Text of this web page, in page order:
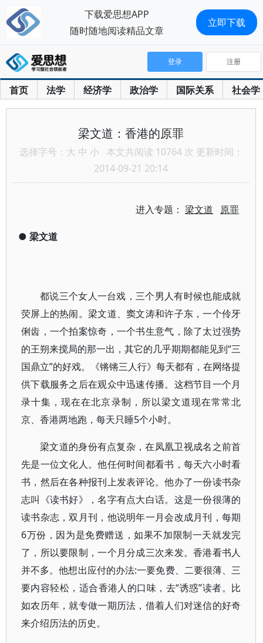
首页 法学 经济学 政治学 国际关系 社会学
登录 注册
梁文道：香港的原罪
选择字号： 大 中 小 本文共阅读 10764 次 更新时间：
2014-09-21 20:14
进入专题：梁文道 原罪
● 梁文道
都说三个女人一台戏，三个男人有时候也能成就
荧屏上的热闹。梁文道、窦文涛和许子东，一个伶牙
俐齿，一个拍案惊奇，一个书生意气，除了太过强势
的王朔来搅局的那一出，其它的几乎期期都能见到“三
国鼎立”的好戏。《锵锵三人行》每天都有，在网络提
供下载服务之后在观众中迅速传播。这档节目一个月
录十集，现在在北京录制，所以梁文道现在常常北
京、香港两地跑，每天只睡5个小时。
梁文道的身份有点复杂，在凤凰卫视成名之前首
先是一位文化人。他任何时间都看书，每天六小时看
书，然后在各种报刊上发表评论。他办了一份读书杂
志叫《读书好》，名字有点大白话。这是一份很薄的
读书杂志，双月刊，他说明年一月会改成月刊，每期
6万份，因为是免费赠送，如果不加限制一天就发完
了，所以要限制，一个月分成三次来发。香港看书人
并不多。他想出应付的办法:一要免费、二要很薄、三
要内容轻松，适合香港人的口味，去“诱惑”读者。比
如农历年，就专做一期历法，借着人们对迷信的好奇
来介绍历法的历史。
下载爱思想APP
随时随地阅读精品文章
立即下载